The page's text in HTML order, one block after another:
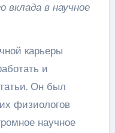
вклада в научное
карьеры
и
Он был
физиологов
научное